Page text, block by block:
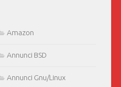
Amazon
Annunci BSD
Annunci Gnu/Linux